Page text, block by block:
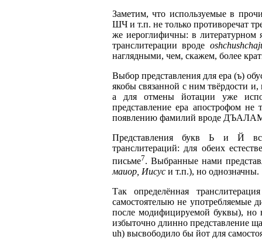
Заметим, что используемые в
ШЧ и т.п. не только противоречат
же иероглифичны: в
транслитерации вроде
наглядными, чем, скажем, более
Выбор представления для ера (ъ)
якобы связанной с ним твёрдости
а для отмены йотации уже
представление ера апострофом
появлению фамилий вроде
Представления букв Ь и Й
транслитераций: для обеих
письме7. Выбранные нами
маиор, Иисус и т.п.), но однозначны.
Так определённая
самостоятелыю не употребляемые
после модифицируемой буквы), но
избыточно длинно представление
uh) высвободило бы йот для